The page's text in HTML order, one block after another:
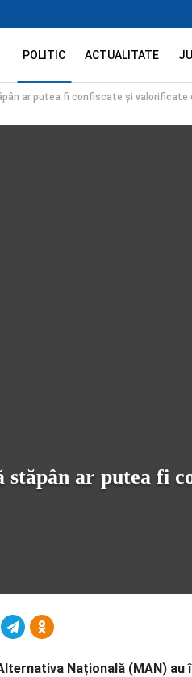
POLITIC ACTUALITATE
ar putea fi confiscate și
stăpân ar putea fi
Națională (MAN)